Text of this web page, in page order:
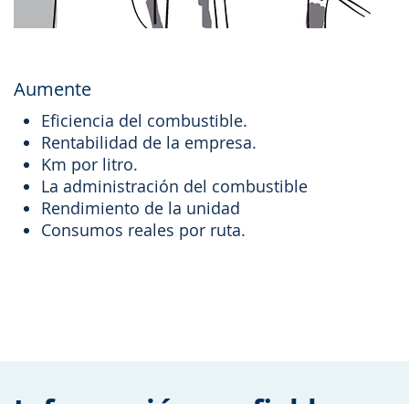
Eficiencia del combustible.
Rentabilidad de la empresa.
Km por litro.
La administración del combustible
Rendimiento de la unidad
Consumos reales por ruta.
Aumente